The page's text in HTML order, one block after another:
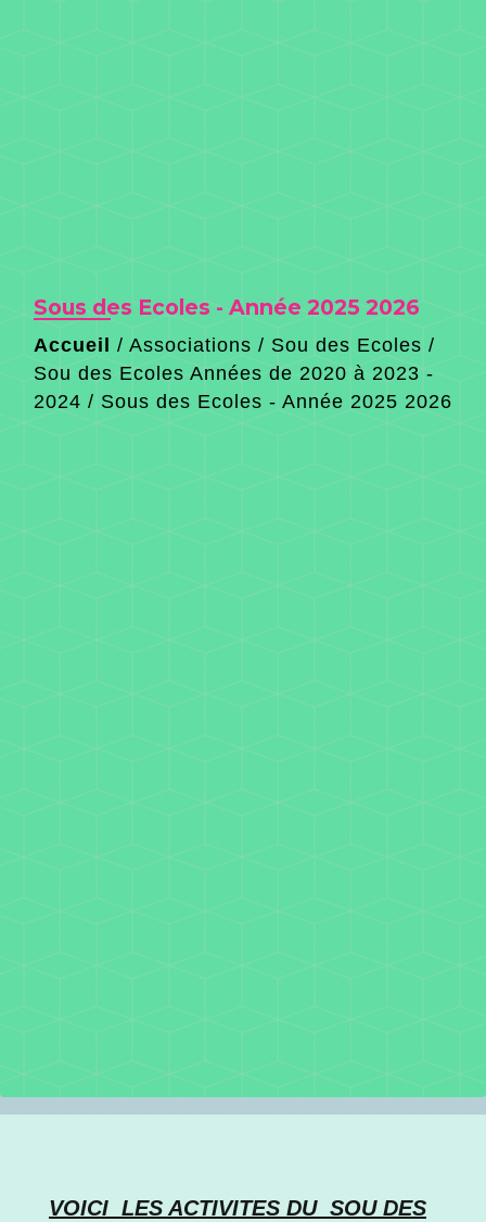
Sous des Ecoles - Année 2025 2026
Accueil / Associations / Sou des Ecoles /
Sou des Ecoles Années de 2020 à 2023 -
2024 / Sous des Ecoles - Année 2025 2026
VOICI LES ACTIVITES DU SOU DES